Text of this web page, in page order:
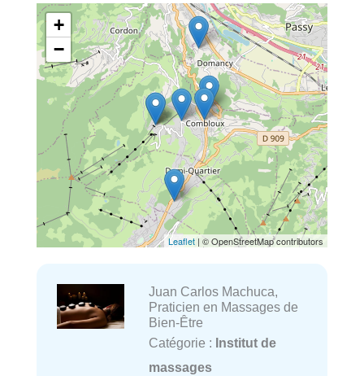
+
−
Leaflet | © OpenStreetMap contributors
Juan Carlos Machuca,
Praticien en Massages de
Bien-Être
Catégorie : Institut de
massages